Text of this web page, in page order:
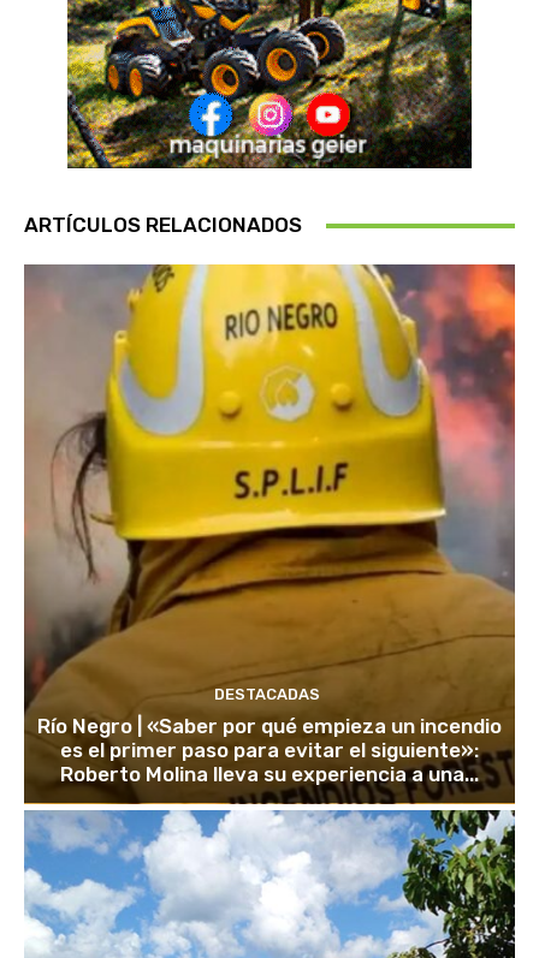
ARTÍCULOS RELACIONADOS
DESTACADAS
Río Negro | «Saber por qué empieza un incendio
es el primer paso para evitar el siguiente»:
Roberto Molina lleva su experiencia a una...